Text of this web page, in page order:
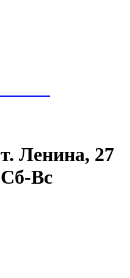
​Ленина, 27
Сб-Вс